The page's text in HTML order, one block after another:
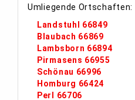
Umliegende Ortschaften:
Landstuhl 66849
Blaubach 66869
Lambsborn 66894
Pirmasens 66955
Schönau 66996
Homburg 66424
Perl 66706